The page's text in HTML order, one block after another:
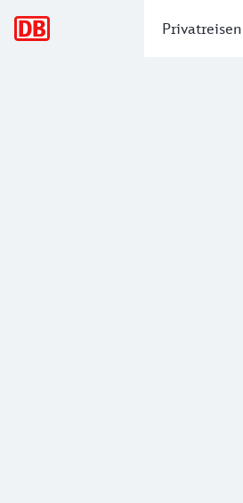
Privatreisen